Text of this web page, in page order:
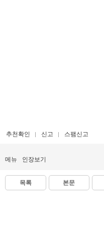
추천확인 신고 스팸신고
메뉴 인장보기
목록 본문